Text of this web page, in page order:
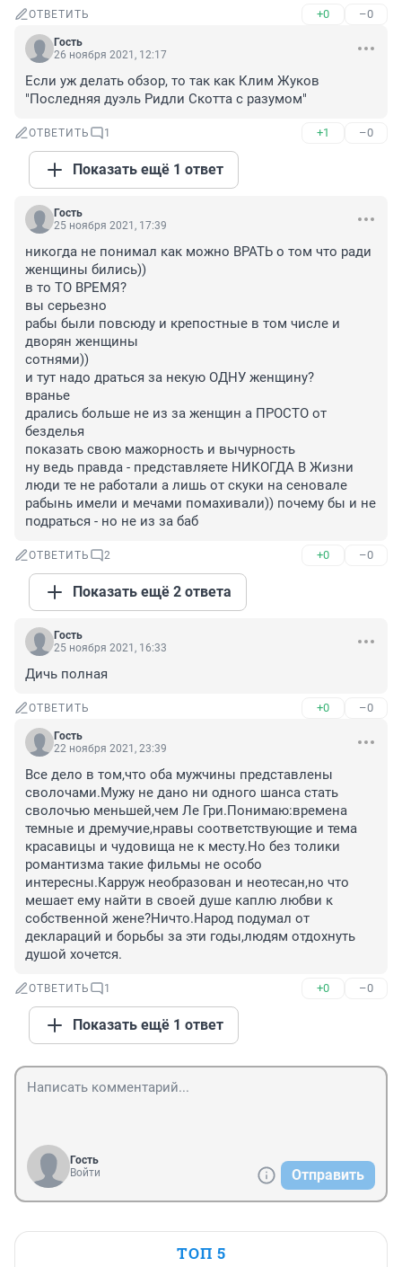
ОТВЕТИТЬ +0 –0
Гость
26 ноября 2021, 12:17
Если уж делать обзор, то так как Клим Жуков
"Последняя дуэль Ридли Скотта с разумом"
ОТВЕТИТЬ 1 +1 –0
Показать ещё 1 ответ
Гость
25 ноября 2021, 17:39
никогда не понимал как можно ВРАТЬ о том что ради
женщины бились))
в то ТО ВРЕМЯ?
вы серьезно
рабы были повсюду и крепостные в том числе и
дворян женщины
сотнями))
и тут надо драться за некую ОДНУ женщину?
вранье
дрались больше не из за женщин а ПРОСТО от
безделья
показать свою мажорность и вычурность
ну ведь правда - представляете НИКОГДА В Жизни
люди те не работали а лишь от скуки на сеновале
рабынь имели и мечами помахивали)) почему бы и не
подраться - но не из за баб
ОТВЕТИТЬ 2 +0 –0
Показать ещё 2 ответа
Гость
25 ноября 2021, 16:33
Дичь полная
ОТВЕТИТЬ +0 –0
Гость
22 ноября 2021, 23:39
Все дело в том,что оба мужчины представлены
сволочами.Мужу не дано ни одного шанса стать
сволочью меньшей,чем Ле Гри.Понимаю:времена
темные и дремучие,нравы соответствующие и тема
красавицы и чудовища не к месту.Но без толики
романтизма такие фильмы не особо
интересны.Карруж необразован и неотесан,но что
мешает ему найти в своей душе каплю любви к
собственной жене?Ничто.Народ подумал от
деклараций и борьбы за эти годы,людям отдохнуть
душой хочется.
ОТВЕТИТЬ 1 +0 –0
Показать ещё 1 ответ
Гость
Войти
Отправить
ТОП 5